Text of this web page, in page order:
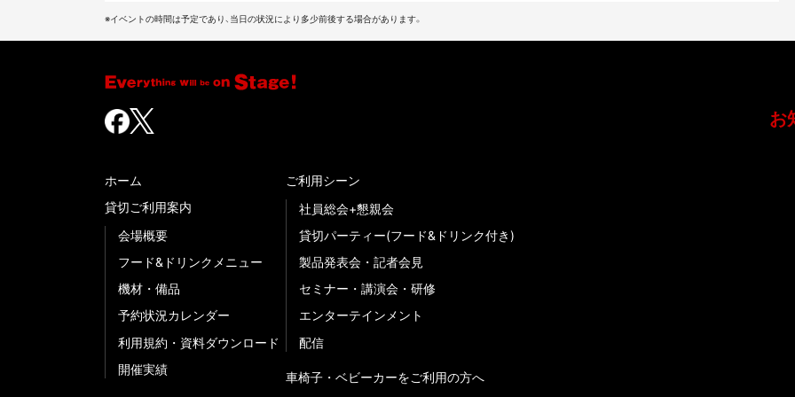
※イベントの時間は予定であり、当日の状況により多少前後する場合があります。
ホーム
貸切ご利用案内
会場概要
フード&ドリンクメニュー
機材・備品
予約状況カレンダー
利用規約・資料ダウンロード
開催実績
ご利用シーン
社員総会+懇親会
貸切パーティー(フード&ドリンク付き)
製品発表会・記者会見
セミナー・講演会・研修
エンターテインメント
配信
車椅子・ベビーカーをご利用の方へ
お